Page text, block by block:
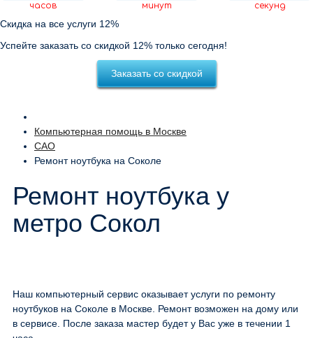
часов минут секунд
Скидка на все услуги 12%
Успейте заказать со скидкой 12% только сегодня!
Заказать со скидкой
Компьютерная помощь в Москве
САО
Ремонт ноутбука на Соколе
Ремонт ноутбука у
метро Сокол
Наш компьютерный сервис оказывает услуги по ремонту
ноутбуков на Соколе в Москве. Ремонт возможен на дому или
в сервисе. После заказа мастер будет у Вас уже в течении 1